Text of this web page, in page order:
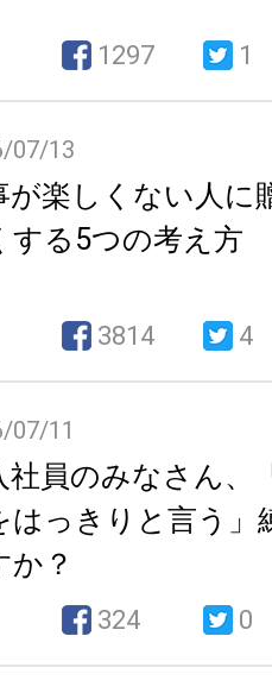
1297 1
07/13
が楽しくない人に
する5つの考え方
3814 4
07/11
社員のみなさん、
はっきりと言う」
か？
324 0